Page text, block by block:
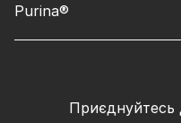
Purina®
Приєднуйтесь